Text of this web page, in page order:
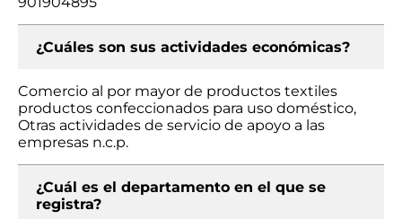
¿Cuáles son sus actividades económicas?
Comercio al por mayor de productos textiles
productos confeccionados para uso doméstico,
Otras actividades de servicio de apoyo a las
empresas n.c.p.
¿Cuál es el departamento en el que se
registra?